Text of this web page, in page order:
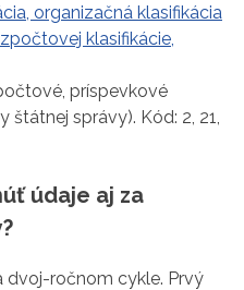
organizačná klasifikácia
klasifikácie,
príspevkové
správy). Kód: 2, 21,
údaje aj za
dvoj-ročnom cykle. Prvý